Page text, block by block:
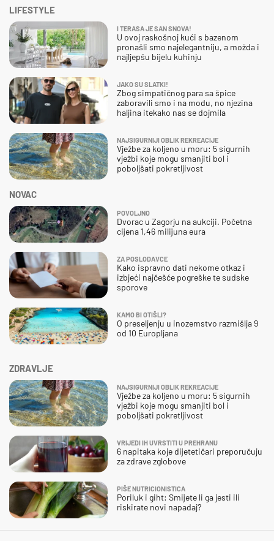
ZDRAVLJE
NAJSIGURNIJI OBLIK REKREACIJE
Vježbe za koljeno u moru: 5 sigurnih
vježbi koje mogu smanjiti bol i
poboljšati pokretljivost
VRIJEDI IH UVRSTITI U PREHRANU
6 napitaka koje dijetetičari preporučuju
za zdrave zglobove
PIŠE NUTRICIONISTICA
Poriluk i giht: Smijete li ga jesti ili
riskirate novi napadaj?
NOVAC
POVOLJNO
Dvorac u Zagorju na aukciji. Početna
cijena 1,46 milijuna eura
ZA POSLODAVCE
Kako ispravno dati nekome otkaz i
izbjeći najčešće pogreške te sudske
sporove
KAMO BI OTIŠLI?
O preseljenju u inozemstvo razmišlja 9
od 10 Europljana
LIFESTYLE
I TERASA JE SAN SNOVA!
U ovoj raskošnoj kući s bazenom
pronašli smo najelegantniju, a možda i
najljepšu bijelu kuhinju
JAKO SU SLATKI!
Zbog simpatičnog para sa špice
zaboravili smo i na modu, no njezina
haljina itekako nas se dojmila
NAJSIGURNIJI OBLIK REKREACIJE
Vježbe za koljeno u moru: 5 sigurnih
vježbi koje mogu smanjiti bol i
poboljšati pokretljivost